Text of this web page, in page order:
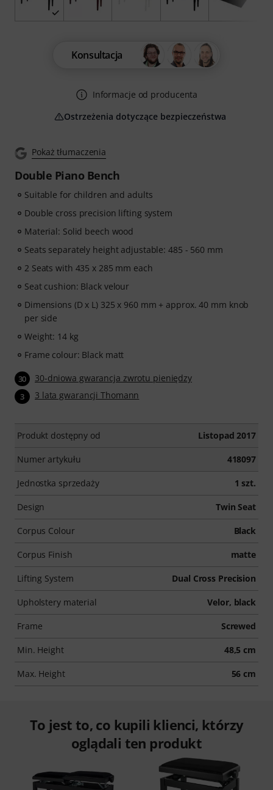
Pokaż tłumaczenia
Double Piano Bench
Suitable for children and adults
Double cross precision lifting system
Material: Solid beech wood
Seats separately height adjustable: 485 - 560 mm
2 Seats with 435 x 285 mm each
Seat cushion: Black velour
Dimensions (D x L) 325 x 960 mm + approx. 40 mm knob
per side
Weight: 14 kg
Frame colour: Black matt
30 30-dniowa gwarancja zwrotu pieniędzy
3 3 lata gwarancji Thomann
Produkt dostępny od Listopad 2017
Numer artykułu 418097
Jednostka sprzedaży 1 szt.
Design Twin Seat
Corpus Colour Black
Corpus Finish matte
Lifting System Dual Cross Precision
Upholstery material Velor, black
Frame Screwed
Min. Height 48,5 cm
Max. Height 56 cm
Konsultacja
Informacje od producenta
Ostrzeżenia dotyczące bezpieczeństwa
To jest to, co kupili klienci, którzy
oglądali ten produkt